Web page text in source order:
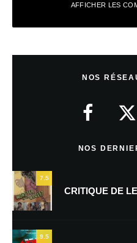
AFFICHER LES
NOS
NOS
7.5
CRITIQUE DE
9.5